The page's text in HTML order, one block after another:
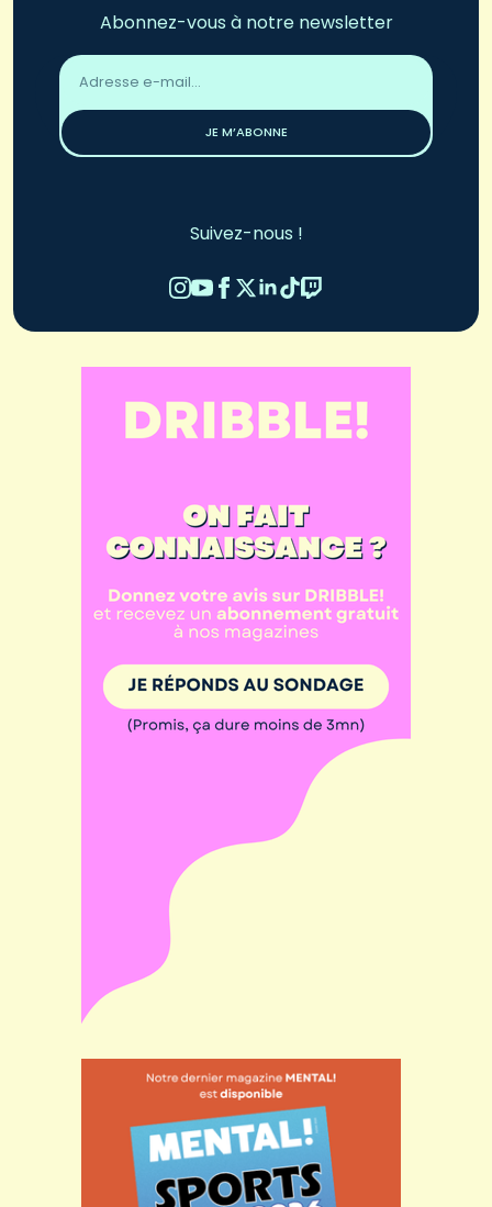
Abonnez-vous à notre newsletter
Adresse
email
JE M’ABONNE
Suivez-nous !